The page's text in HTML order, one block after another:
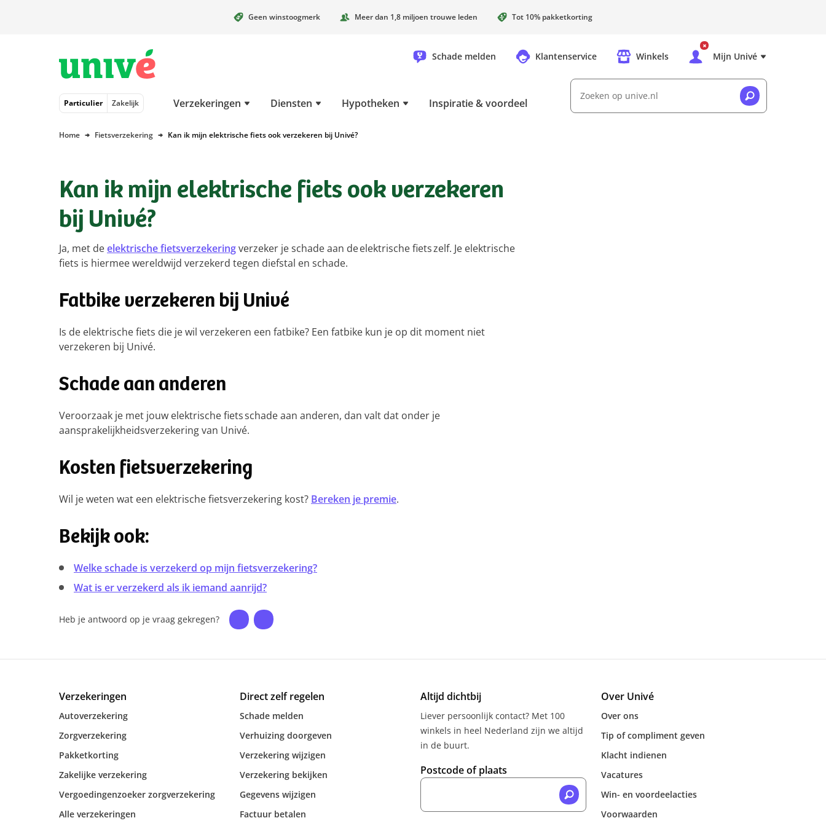
Geen winstoogmerk Meer dan 1,8 miljoen trouwe leden Tot 10% pakketkorting
Schade melden Klantenservice Winkels Mijn Univé
Particulier Zakelijk Verzekeringen Diensten Hypotheken Inspiratie & voordeel
Zoeken op unive.nl
Home Fietsverzekering Kan ik mijn elektrische fiets ook verzekeren bij Univé?
Kan ik mijn elektrische fiets ook verzekeren
bij Univé?
Ja, met deelektrische fietsverzekeringverzeker je schade aan de elektrische fiets zelf. Je elektrische
fiets is hiermee wereldwijd verzekerd tegen diefstal en schade.
Fatbike verzekeren bij Univé
Is de elektrische fiets die je wil verzekeren een fatbike? Een fatbike kun je op dit moment niet
verzekeren bij Univé.
Schade aan anderen
Veroorzaak je met jouw elektrische fiets schade aan anderen, dan valt dat onder je
aansprakelijkheidsverzekering van Univé.
Kosten fietsverzekering
Wil je weten wat een elektrische fietsverzekering kost? Bereken je premie.
Bekijk ook:
Welke schade is verzekerd op mijn fietsverzekering?
Wat is er verzekerd als ik iemand aanrijd?
Heb je antwoord op je vraag gekregen?
Verzekeringen
Autoverzekering
Zorgverzekering
Pakketkorting
Zakelijke verzekering
Vergoedingenzoeker zorgverzekering
Alle verzekeringen
Direct zelf regelen
Schade melden
Verhuizing doorgeven
Verzekering wijzigen
Verzekering bekijken
Gegevens wijzigen
Factuur betalen
Altijd dichtbij
Liever persoonlijk contact? Met 100
winkels in heel Nederland zijn we altijd
in de buurt.
Postcode of plaats
Over Univé
Over ons
Tip of compliment geven
Klacht indienen
Vacatures
Win- en voordeelacties
Voorwaarden